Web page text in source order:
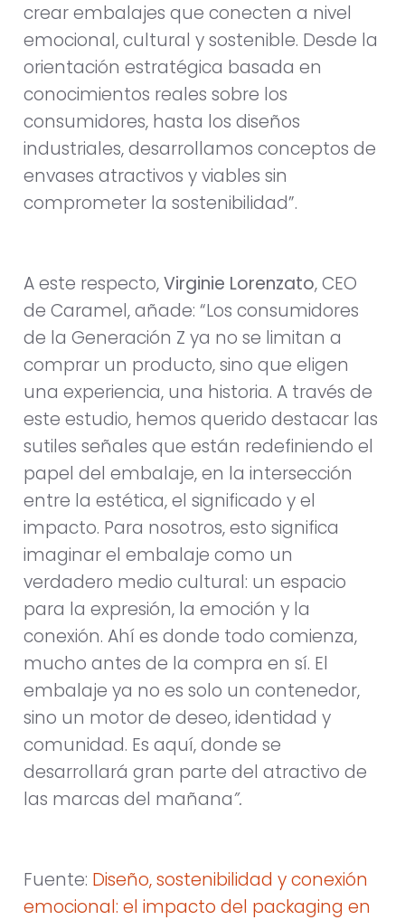
crear embalajes que conecten a nivel
emocional, cultural y sostenible. Desde la
orientación estratégica basada en
conocimientos reales sobre los
consumidores, hasta los diseños
industriales, desarrollamos conceptos de
envases atractivos y viables sin
comprometer la sostenibilidad”.
A este respecto,Virginie Lorenzato, CEO
de Caramel, añade: “Los consumidores
de la Generación Z ya no se limitan a
comprar un producto, sino que eligen
una experiencia, una historia. A través de
este estudio, hemos querido destacar las
sutiles señales que están redefiniendo el
papel del embalaje, en la intersección
entre la estética, el significado y el
impacto. Para nosotros, esto significa
imaginar el embalaje como un
verdadero medio cultural: un espacio
para la expresión, la emoción y la
conexión. Ahí es donde todo comienza,
mucho antes de la compra en sí. El
embalaje ya no es solo un contenedor,
sino un motor de deseo, identidad y
comunidad. Es aquí, donde se
desarrollará gran parte del atractivo de
las marcas del mañana”.
Fuente: Diseño, sostenibilidad y conexión
emocional: el impacto del packaging en